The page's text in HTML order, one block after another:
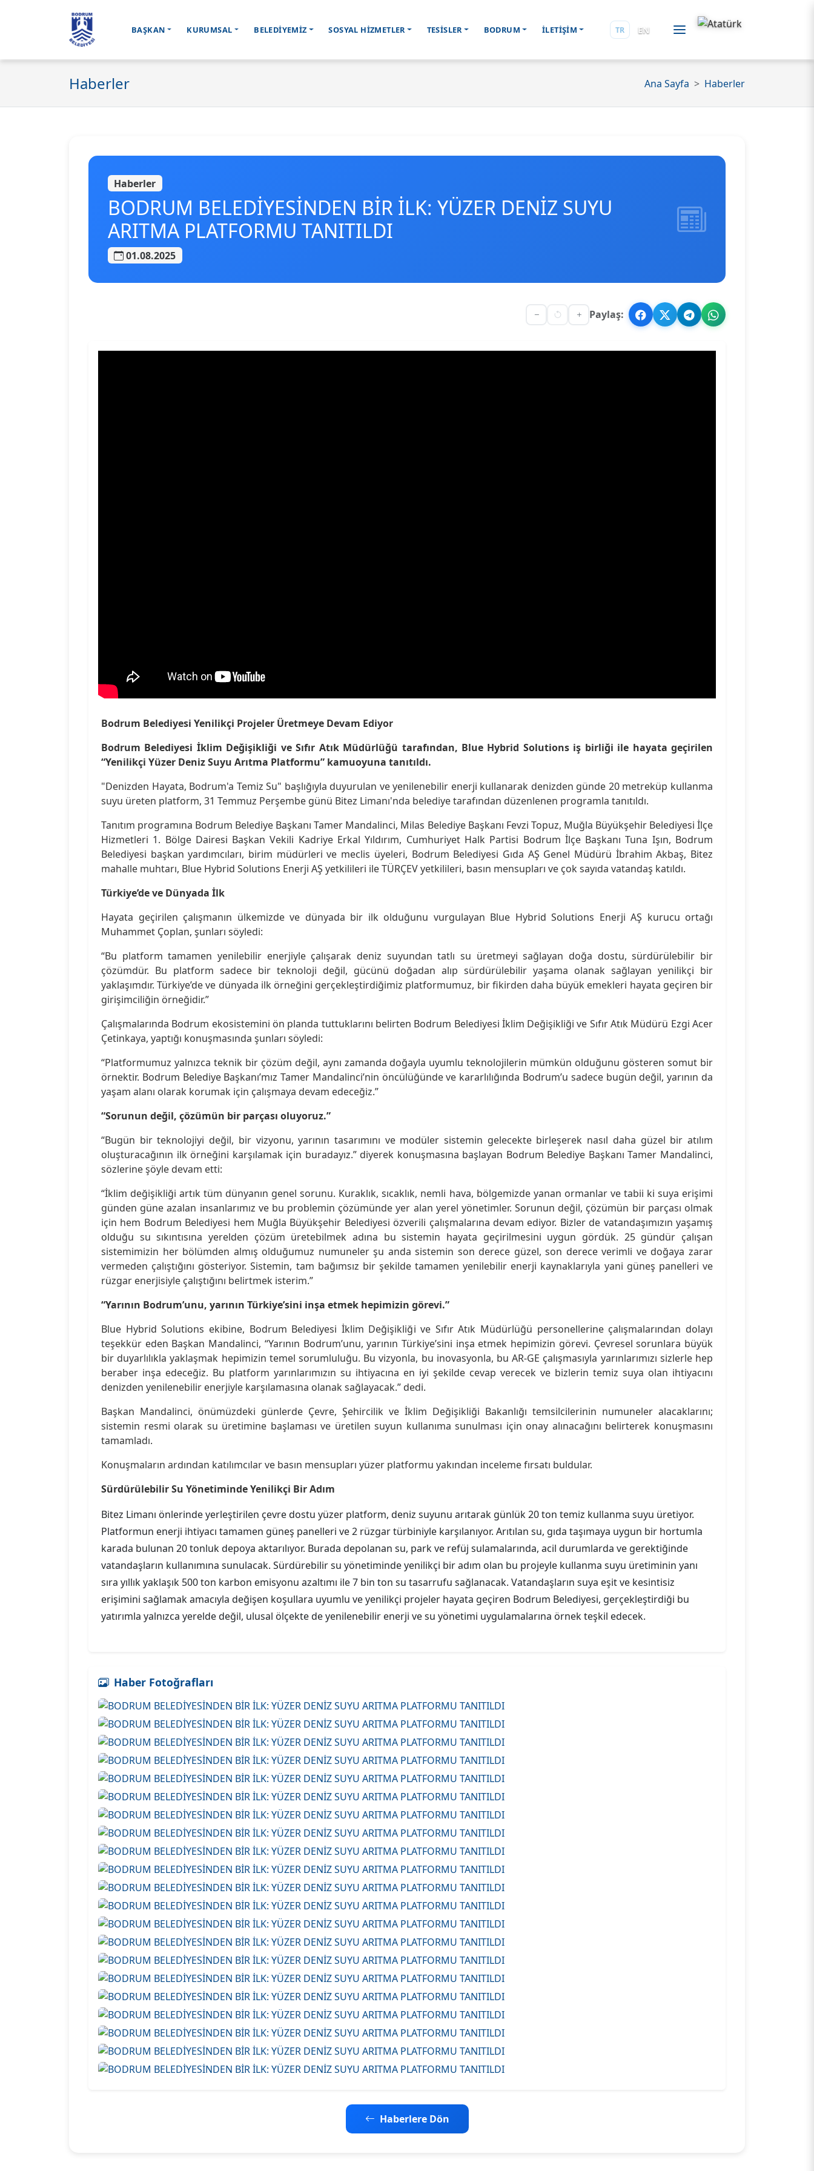
BAŞKAN KURUMSAL BELEDİYEMİZ SOSYAL HİZMETLER TESİSLER BODRUM İLETİŞİM TR EN
Haberler Ana Sayfa Haberler
Haberler
BODRUM BELEDİYESİNDEN BİR İLK: YÜZER DENİZ SUYU
ARITMA PLATFORMU TANITILDI
01.08.2025
Paylaş:
Bodrum Belediyesi Yenilikçi Projeler Üretmeye Devam Ediyor
Bodrum Belediyesi İklim Değişikliği ve Sıfır Atık Müdürlüğü tarafından, Blue Hybrid Solutions iş birliği ile hayata geçirilen
“Yenilikçi Yüzer Deniz Suyu Arıtma Platformu” kamuoyuna tanıtıldı.
"Denizden Hayata, Bodrum'a Temiz Su" başlığıyla duyurulan ve yenilenebilir enerji kullanarak denizden günde 20 metreküp kullanma
suyu üreten platform, 31 Temmuz Perşembe günü Bitez Limanı'nda belediye tarafından düzenlenen programla tanıtıldı.
Tanıtım programına Bodrum Belediye Başkanı Tamer Mandalinci, Milas Belediye Başkanı Fevzi Topuz, Muğla Büyükşehir Belediyesi İlçe
Hizmetleri 1. Bölge Dairesi Başkan Vekili Kadriye Erkal Yıldırım, Cumhuriyet Halk Partisi Bodrum İlçe Başkanı Tuna Işın, Bodrum
Belediyesi başkan yardımcıları, birim müdürleri ve meclis üyeleri, Bodrum Belediyesi Gıda AŞ Genel Müdürü İbrahim Akbaş, Bitez
mahalle muhtarı, Blue Hybrid Solutions Enerji AŞ yetkilileri ile TÜRÇEV yetkilileri, basın mensupları ve çok sayıda vatandaş katıldı.
Türkiye’de ve Dünyada İlk
Hayata geçirilen çalışmanın ülkemizde ve dünyada bir ilk olduğunu vurgulayan Blue Hybrid Solutions Enerji AŞ kurucu ortağı
Muhammet Çoplan, şunları söyledi:
“Bu platform tamamen yenilebilir enerjiyle çalışarak deniz suyundan tatlı su üretmeyi sağlayan doğa dostu, sürdürülebilir bir
çözümdür. Bu platform sadece bir teknoloji değil, gücünü doğadan alıp sürdürülebilir yaşama olanak sağlayan yenilikçi bir
yaklaşımdır. Türkiye’de ve dünyada ilk örneğini gerçekleştirdiğimiz platformumuz, bir fikirden daha büyük emekleri hayata geçiren bir
girişimciliğin örneğidir.”
Çalışmalarında Bodrum ekosistemini ön planda tuttuklarını belirten Bodrum Belediyesi İklim Değişikliği ve Sıfır Atık Müdürü Ezgi Acer
Çetinkaya, yaptığı konuşmasında şunları söyledi:
“Platformumuz yalnızca teknik bir çözüm değil, aynı zamanda doğayla uyumlu teknolojilerin mümkün olduğunu gösteren somut bir
örnektir. Bodrum Belediye Başkanı’mız Tamer Mandalinci’nin öncülüğünde ve kararlılığında Bodrum’u sadece bugün değil, yarının da
yaşam alanı olarak korumak için çalışmaya devam edeceğiz.”
“Sorunun değil, çözümün bir parçası oluyoruz.”
“Bugün bir teknolojiyi değil, bir vizyonu, yarının tasarımını ve modüler sistemin gelecekte birleşerek nasıl daha güzel bir atılım
oluşturacağının ilk örneğini karşılamak için buradayız.” diyerek konuşmasına başlayan Bodrum Belediye Başkanı Tamer Mandalinci,
sözlerine şöyle devam etti:
“İklim değişikliği artık tüm dünyanın genel sorunu. Kuraklık, sıcaklık, nemli hava, bölgemizde yanan ormanlar ve tabii ki suya erişimi
günden güne azalan insanlarımız ve bu problemin çözümünde yer alan yerel yönetimler. Sorunun değil, çözümün bir parçası olmak
için hem Bodrum Belediyesi hem Muğla Büyükşehir Belediyesi özverili çalışmalarına devam ediyor. Bizler de vatandaşımızın yaşamış
olduğu su sıkıntısına yerelden çözüm üretebilmek adına bu sistemin hayata geçirilmesini uygun gördük. 25 gündür çalışan
sistemimizin her bölümden almış olduğumuz numuneler şu anda sistemin son derece güzel, son derece verimli ve doğaya zarar
vermeden çalıştığını gösteriyor. Sistemin, tam bağımsız bir şekilde tamamen yenilebilir enerji kaynaklarıyla yani güneş panelleri ve
rüzgar enerjisiyle çalıştığını belirtmek isterim.”
“Yarının Bodrum’unu, yarının Türkiye’sini inşa etmek hepimizin görevi.”
Blue Hybrid Solutions ekibine, Bodrum Belediyesi İklim Değişikliği ve Sıfır Atık Müdürlüğü personellerine çalışmalarından dolayı
teşekkür eden Başkan Mandalinci, “Yarının Bodrum’unu, yarının Türkiye’sini inşa etmek hepimizin görevi. Çevresel sorunlara büyük
bir duyarlılıkla yaklaşmak hepimizin temel sorumluluğu. Bu vizyonla, bu inovasyonla, bu AR-GE çalışmasıyla yarınlarımızı sizlerle hep
beraber inşa edeceğiz. Bu platform yarınlarımızın su ihtiyacına en iyi şekilde cevap verecek ve bizlerin temiz suya olan ihtiyacını
denizden yenilenebilir enerjiyle karşılamasına olanak sağlayacak.” dedi.
Başkan Mandalinci, önümüzdeki günlerde Çevre, Şehircilik ve İklim Değişikliği Bakanlığı temsilcilerinin numuneler alacaklarını;
sistemin resmi olarak su üretimine başlaması ve üretilen suyun kullanıma sunulması için onay alınacağını belirterek konuşmasını
tamamladı.
Konuşmaların ardından katılımcılar ve basın mensupları yüzer platformu yakından inceleme fırsatı buldular.
Sürdürülebilir Su Yönetiminde Yenilikçi Bir Adım
Bitez Limanı önlerinde yerleştirilen çevre dostu yüzer platform, deniz suyunu arıtarak günlük 20 ton temiz kullanma suyu üretiyor.
Platformun enerji ihtiyacı tamamen güneş panelleri ve 2 rüzgar türbiniyle karşılanıyor. Arıtılan su, gıda taşımaya uygun bir hortumla
karada bulunan 20 tonluk depoya aktarılıyor. Burada depolanan su, park ve refüj sulamalarında, acil durumlarda ve gerektiğinde
vatandaşların kullanımına sunulacak. Sürdürebilir su yönetiminde yenilikçi bir adım olan bu projeyle kullanma suyu üretiminin yanı
sıra yıllık yaklaşık 500 ton karbon emisyonu azaltımı ile 7 bin ton su tasarrufu sağlanacak. Vatandaşların suya eşit ve kesintisiz
erişimini sağlamak amacıyla değişen koşullara uyumlu ve yenilikçi projeler hayata geçiren Bodrum Belediyesi, gerçekleştirdiği bu
yatırımla yalnızca yerelde değil, ulusal ölçekte de yenilenebilir enerji ve su yönetimi uygulamalarına örnek teşkil edecek.
Haber Fotoğrafları
Haberlere Dön